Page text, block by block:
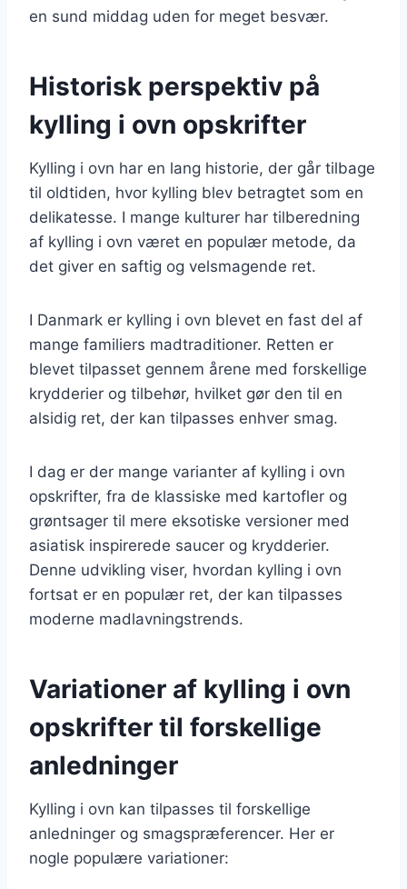
en sund middag uden for meget besvær.
Historisk perspektiv på
kylling i ovn opskrifter
Kylling i ovn har en lang historie, der går tilbage
til oldtiden, hvor kylling blev betragtet som en
delikatesse. I mange kulturer har tilberedning
af kylling i ovn været en populær metode, da
det giver en saftig og velsmagende ret.
I Danmark er kylling i ovn blevet en fast del af
mange familiers madtraditioner. Retten er
blevet tilpasset gennem årene med forskellige
krydderier og tilbehør, hvilket gør den til en
alsidig ret, der kan tilpasses enhver smag.
I dag er der mange varianter af kylling i ovn
opskrifter, fra de klassiske med kartofler og
grøntsager til mere eksotiske versioner med
asiatisk inspirerede saucer og krydderier.
Denne udvikling viser, hvordan kylling i ovn
fortsat er en populær ret, der kan tilpasses
moderne madlavningstrends.
Variationer af kylling i ovn
opskrifter til forskellige
anledninger
Kylling i ovn kan tilpasses til forskellige
anledninger og smagspræferencer. Her er
nogle populære variationer: